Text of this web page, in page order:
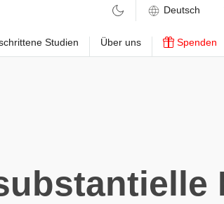
Studien Über uns Spenden